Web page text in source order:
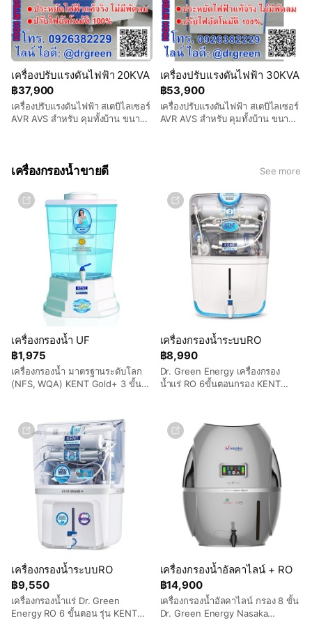
฿37,900
เครื่องปรับแรงดันไฟฟ้า 20KVA
เครื่องปรับแรงดันไฟฟ้า สเตบิไลเซอร์
AVR AVS สำหรับ คุมทั้งบ้าน ขนาด
฿53,900
เครื่องปรับแรงดันไฟฟ้า 30KVA
เครื่องปรับแรงดันไฟฟ้า สเตบิไลเซอร์
AVR AVS สำหรับ คุมทั้งบ้าน ขนาด
เครื่องกรองน้ำขายดี See more
฿1,975
เครื่องกรองน้ำ UF
เครื่องกรองน้ำ มาตรฐานระดับโลก
(NFS, WQA) KENT Gold+ 3 ขั้น
฿8,990
เครื่องกรองน้ำระบบRO
Dr. Green Energy เครื่องกรอง
น้ำแร่ RO 6ขั้นตอนกรอง KENT
มาตรฐานระดับโลก NSF, WQA
(USA) ***ส่งฟรี เก็บเงินปลายทาง)
฿9,550
เครื่องกรองน้ำระบบRO
เครื่องกรองน้ำแร่ Dr. Green
Energy RO 6 ขั้นตอน รุ่น KENT
฿14,900
เครื่องกรองน้ำอัลคาไลน์ + RO
เครื่องกรองน้ำอัลคาไลน์ กรอง 8 ขั้น
Dr. Green Energy Nasaka